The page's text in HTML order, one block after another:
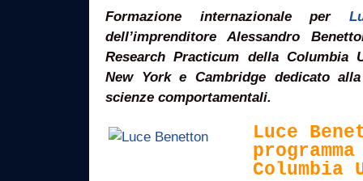
Formazione internazionale per
dell’imprenditore Alessandro
Research Practicum della Columbia
New York e Cambridge dedicato
scienze comportamentali.
Luce
Columbia